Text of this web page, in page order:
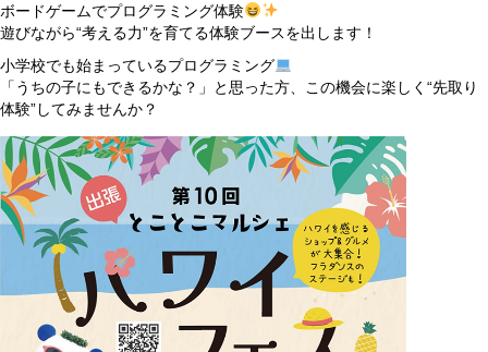
ボードゲームでプログラミング体験
遊びながら“考える力”を育てる体験ブースを出します！
小学校でも始まっているプログラミング
「うちの子にもできるかな？」と思った方、この機会に楽しく“先取り
体験”してみませんか？